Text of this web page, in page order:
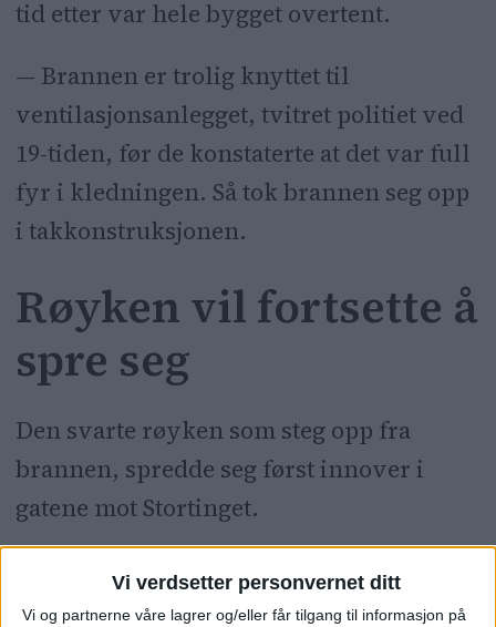
Vi verdsetter personvernet ditt
Vi og partnerne våre lagrer og/eller får tilgang til informasjon på
tid etter var hele bygget overtent.
— Brannen er trolig knyttet til
ventilasjonsanlegget, tvitret politiet ved
19-tiden, før de konstaterte at det var full
fyr i kledningen. Så tok brannen seg opp
i takkonstruksjonen.
Røyken vil fortsette å
spre seg
Den svarte røyken som steg opp fra
brannen, spredde seg først innover i
gatene mot Stortinget.
— Røyken går per nå i retning fra
Kontraskjæret og videre innover